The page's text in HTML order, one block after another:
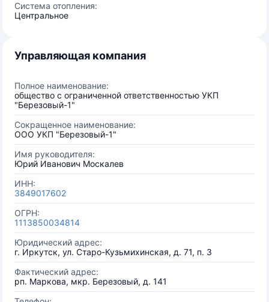
Система отопления:
Центральное
Управляющая компания
Полное наименование:
общество с ограниченной ответственностью УКП
"Березовый-1"
Сокращенное наименование:
ООО УКП "Березовый-1"
Имя руководителя:
Юрий Иванович Москалев
ИНН:
3849017602
ОГРН:
1113850034814
Юридический адрес:
г. Иркутск, ул. Старо-Кузьмихинская, д. 71, п. 3
Фактический адрес:
рп. Маркова, мкр. Березовый, д. 141